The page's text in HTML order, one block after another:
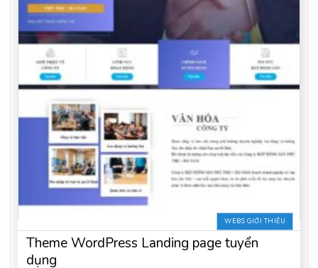
WEBS GIỚI THIỆU
Theme WordPress Landing page tuyển
dụng